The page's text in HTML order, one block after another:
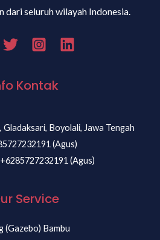
dari seluruh wilayah Indonesia.
Kontak
Gladaksari, Boyolali, Jawa Tengah
(Agus)
+6285727232191 (Agus)
Service
(Gazebo) Bambu